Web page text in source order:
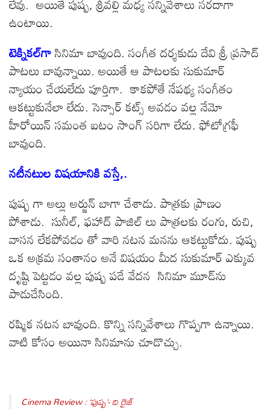
ఉంటాయి.
టెక్నికల్‌గాసినిమా బావుంది. సంగీత దర్శకుడు దేవి శ్రీ ప్రసాద్
పాటలు బావున్నాయి. అయితే ఆ పాటలకు సుకుమార్
న్యాయం చేయలేదు పూర్తిగా. కాకపోతే నేపథ్య సంగీతం
ఆకట్టుకునేలా లేదు. సెన్సార్ కట్స్ అవడం వల్ల నేమో
హీరోయిన్ సమంత ఐటం సాంగ్ సరిగా లేదు. ఫోటోగ్రఫీ
బావుంది.
నటీనటుల విషయానికి వస్తే,.
పుష్ప గా అల్లు అర్జున్ బాగా చేశాడు. పాత్రకు ప్రాణం
పోశాడు. సునీల్, ఫహాద్ పాజిల్ లు పాత్రలకు రంగు, రుచి,
వాసన లేకపోవడం తో వారి నటన మనను ఆకట్టుకోదు. పుష్ప
ఒక అక్రమ సంతానం అనే విషయం మీద సుకుమార్ ఎక్కువ
దృష్టి పెట్టడం వల్ల పుష్ప పడే వేదన సినిమా మూడ్‌ను
పాడుచేసింది.
రష్మిక నటన బావుంది. కొన్ని సన్నివేశాలు గొప్పగా ఉన్నాయి.
వాటి కోసం అయినా సినిమాను చూడొచ్చు.
Cinema Review : ‘పుష్ప’- ది రైజ్